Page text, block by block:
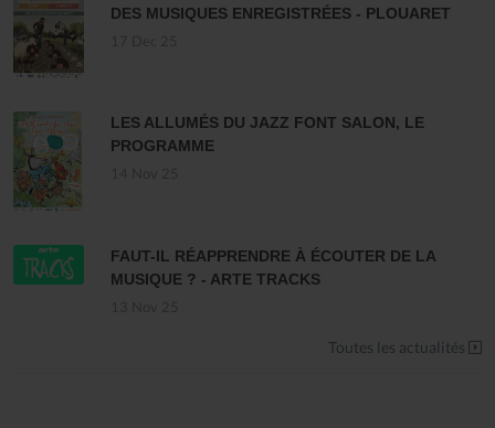
DES MUSIQUES ENREGISTRÉES - PLOUARET
LES ALLUMÉS DU JAZZ FONT SALON, LE
PROGRAMME
FAUT-IL RÉAPPRENDRE À ÉCOUTER DE LA
MUSIQUE ? - ARTE TRACKS
Toutes les actualités